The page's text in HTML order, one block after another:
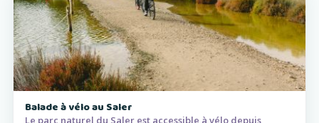
Balade à vélo au Saler
Le parc naturel du Saler est accessible à vélo depuis